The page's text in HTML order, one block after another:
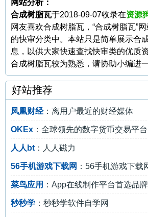
网站分析：
合成树脂瓦于2018-09-07收录在资源
网友喜欢合成树脂瓦，“合成树脂瓦”
的快审分类中。本站只是简单展示合
息，以供大家快速查找快审类的优质
合成树脂瓦较为熟悉，请协助小编进
好站推荐
凤凰财经：离用户最近的财经媒体
OKEx ：全球领先的数字货币交易平台
人人bt ：人人磁力
56手机游戏下载网 ：56手机游戏下载
菜鸟应用 ：App在线制作平台首选品牌
秒秒学 ：秒秒学软件自学网